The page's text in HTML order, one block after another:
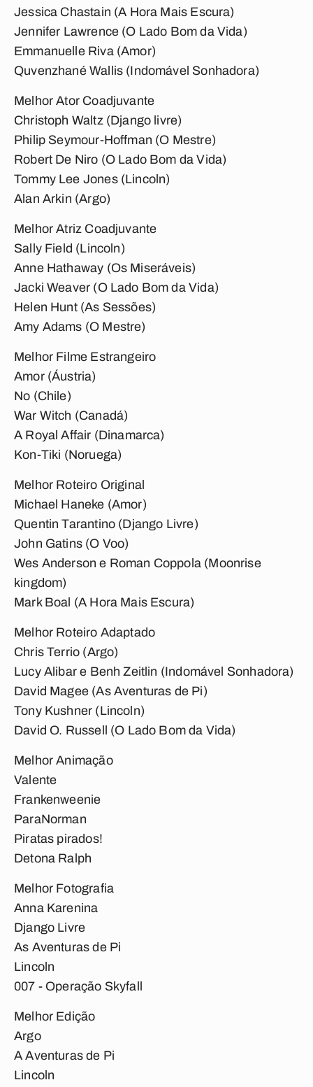
Jessica Chastain (A Hora Mais Escura)
Jennifer Lawrence (O Lado Bom da Vida)
Emmanuelle Riva (Amor)
Quvenzhané Wallis (Indomável Sonhadora)
Melhor Ator Coadjuvante
Christoph Waltz (Django livre)
Philip Seymour-Hoffman (O Mestre)
Robert De Niro (O Lado Bom da Vida)
Tommy Lee Jones (Lincoln)
Alan Arkin (Argo)
Melhor Atriz Coadjuvante
Sally Field (Lincoln)
Anne Hathaway (Os Miseráveis)
Jacki Weaver (O Lado Bom da Vida)
Helen Hunt (As Sessões)
Amy Adams (O Mestre)
Melhor Filme Estrangeiro
Amor (Áustria)
No (Chile)
War Witch (Canadá)
A Royal Affair (Dinamarca)
Kon-Tiki (Noruega)
Melhor Roteiro Original
Michael Haneke (Amor)
Quentin Tarantino (Django Livre)
John Gatins (O Voo)
Wes Anderson e Roman Coppola (Moonrise
kingdom)
Mark Boal (A Hora Mais Escura)
Melhor Roteiro Adaptado
Chris Terrio (Argo)
Lucy Alibar e Benh Zeitlin (Indomável Sonhadora)
David Magee (As Aventuras de Pi)
Tony Kushner (Lincoln)
David O. Russell (O Lado Bom da Vida)
Melhor Animação
Valente
Frankenweenie
ParaNorman
Piratas pirados!
Detona Ralph
Melhor Fotografia
Anna Karenina
Django Livre
As Aventuras de Pi
Lincoln
007 - Operação Skyfall
Melhor Edição
Argo
A Aventuras de Pi
Lincoln